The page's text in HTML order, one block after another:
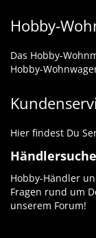
Hobby-
Das Hobby-
Hobby-
Hier findest Du
Hobby-Händler
Fragen rund um
unserem Forum!